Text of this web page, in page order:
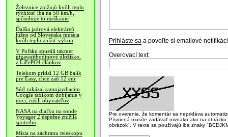
Železnice znižujú kvôli teplu
rýchlosť iba na 50 km/h,
spôsobuje to meškanie
Ďalšia jadrová elektráreň
južne od Slovenska musela
kvôli teplu znížiť výkon
V Poľsku spustili takmer
gigawatthodinové úložisko,
z LiFePO4 článkov
Telekom pridal 12 GB balík
pre Easy, chce zaň 12 eur
Súd zakázal samojazdiacim
Google taxíkom dobíjanie v
noci, rušili obyvateľov
NASA na diaľku na sonde
Voyager 2 úspešne znížila
spotrebu
Misia na záchranu teleskopu
Prihláste sa a povoľte si emailové
Overovací text:
Pre overenie, že komentár sa nepridáva
Písmená musíte zadávať rovnako ako na
obrázok". V texte sa používajú iba znaky